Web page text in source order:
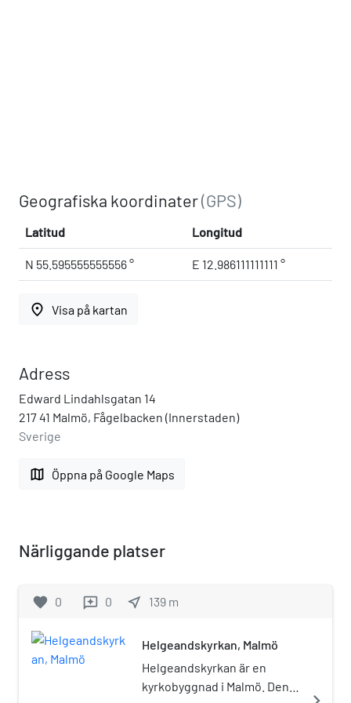
Geografiska koordinater(GPS)
Latitud Longitud
N 55.595555555556 ° E 12.986111111111 °
place Visa på kartan
Adress
Edward Lindahlsgatan 14
217 41 Malmö, Fågelbacken (Innerstaden)
Sverige
map Öppna på Google Maps
Närliggande platser
favorite 0 reviews 0 near_me 139 m
Helgeandskyrkan, Malmö
Helgeandskyrkan är en
kyrkobyggnad i Malmö. Den